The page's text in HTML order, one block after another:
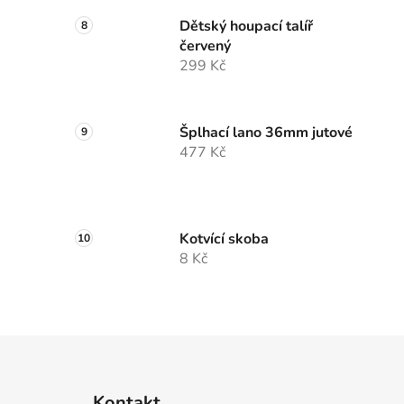
Dětský houpací talíř
červený
299 Kč
Šplhací lano 36mm jutové
477 Kč
Kotvící skoba
8 Kč